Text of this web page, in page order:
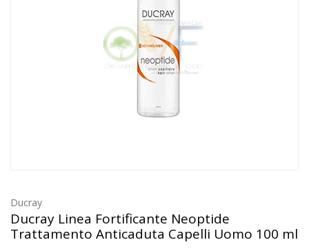
Ducray
Ducray Linea Fortificante Neoptide
Trattamento Anticaduta Capelli Uomo 100 ml